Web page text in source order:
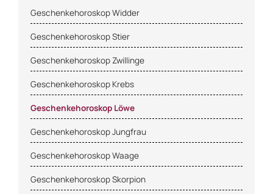
Charakterhoroskop
Diäthoroskop
Erotikhoroskop
Esshoroskop
Geschenkehoroskop Widder
Geschenkehoroskop Stier
Geschenkehoroskop Zwillinge
Geschenkehoroskop Krebs
Geschenkehoroskop Löwe
Geschenkehoroskop Jungfrau
Geschenkehoroskop Waage
Geschenkehoroskop Skorpion